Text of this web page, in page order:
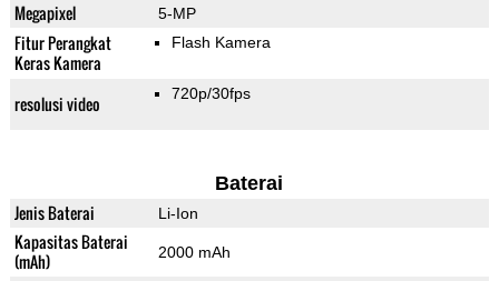
Megapixel 5-MP
Fitur Perangkat
Keras Kamera
Flash Kamera
resolusi video 720p/30fps
Baterai
Jenis Baterai Li-Ion
Kapasitas Baterai
(mAh)
2000 mAh